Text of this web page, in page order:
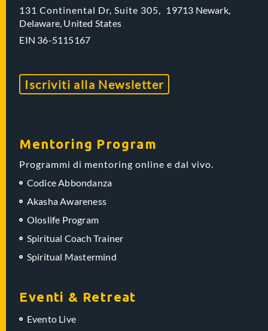
131 Continental Dr, Suite 305, 19713 Newark,
Delaware, United States
EIN 36-5115167
Iscriviti alla Newsletter
Mentoring Program
Programmi di mentoring online e dal vivo.
Codice Abbondanza
Akasha Awareness
Oloslife Program
Spiritual Coach Trainer
Spiritual Mastermind
Eventi & Retreat
Evento Live